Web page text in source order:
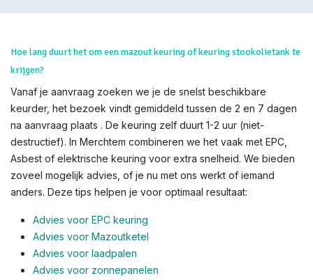
Hoe lang duurt het om een mazout keuring of keuring stookolietank te
krijgen?
Vanaf je aanvraag zoeken we je de snelst beschikbare
keurder, het bezoek vindt gemiddeld tussen de 2 en 7 dagen
na aanvraag plaats . De keuring zelf duurt 1-2 uur (niet-
destructief). In Merchtem combineren we het vaak met EPC,
Asbest of elektrische keuring voor extra snelheid. We bieden
zoveel mogelijk advies, of je nu met ons werkt of iemand
anders. Deze tips helpen je voor optimaal resultaat:
Advies voor EPC keuring
Advies voor Mazoutketel
Advies voor laadpalen
Advies voor zonnepanelen